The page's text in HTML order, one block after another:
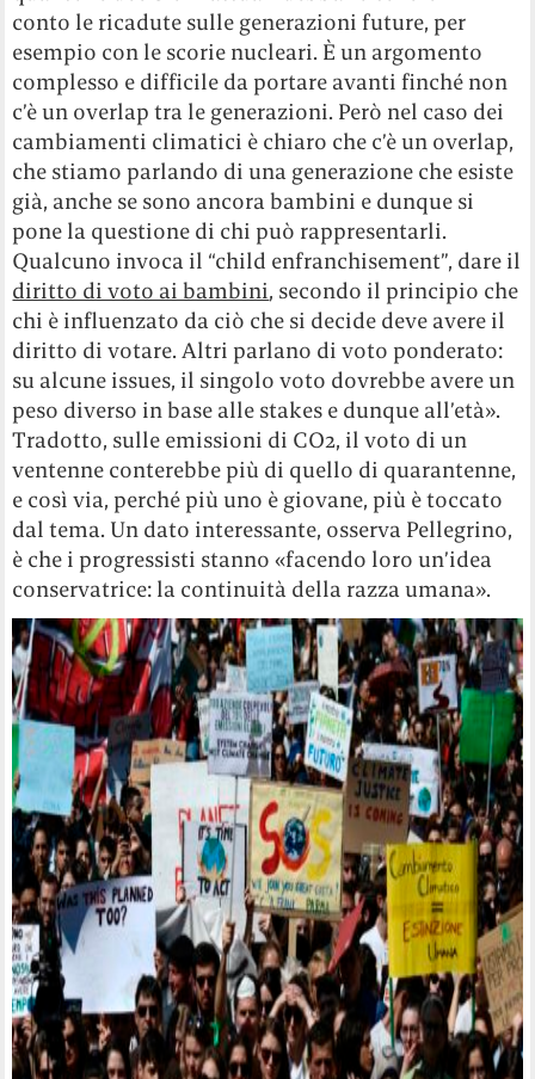
conto le ricadute sulle generazioni future, per
esempio con le scorie nucleari. È un argomento
complesso e difficile da portare avanti finché non
c’è un overlap tra le generazioni. Però nel caso dei
cambiamenti climatici è chiaro che c’è un overlap,
che stiamo parlando di una generazione che esiste
già, anche se sono ancora bambini e dunque si
pone la questione di chi può rappresentarli.
Qualcuno invoca il “child enfranchisement”, dare il
diritto di voto ai bambini, secondo il principio che
chi è influenzato da ciò che si decide deve avere il
diritto di votare. Altri parlano di voto ponderato:
su alcune issues, il singolo voto dovrebbe avere un
peso diverso in base alle stakes e dunque all’età».
Tradotto, sulle emissioni di CO2, il voto di un
ventenne conterebbe più di quello di quarantenne,
e così via, perché più uno è giovane, più è toccato
dal tema. Un dato interessante, osserva Pellegrino,
è che i progressisti stanno «facendo loro un’idea
conservatrice: la continuità della razza umana».